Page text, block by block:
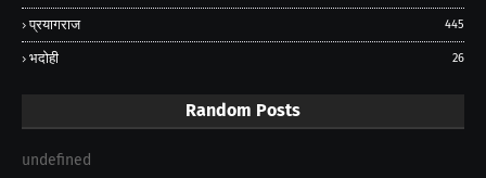
प्रयागराज 445
भदोही 26
Random Posts
undefined